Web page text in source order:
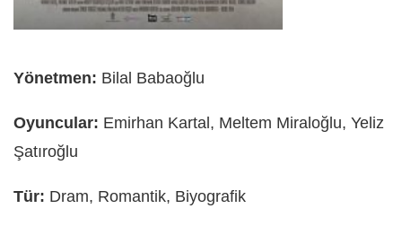
Yönetmen: Bilal Babaoğlu
Oyuncular: Emirhan Kartal, Meltem Miraloğlu, Yeliz
Şatıroğlu
Tür: Dram, Romantik, Biyografik